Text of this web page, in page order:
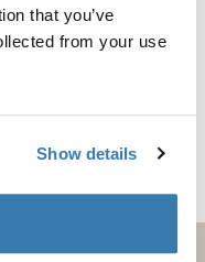
that you’ve
from your use
Show details
Pack (L4H2) základní